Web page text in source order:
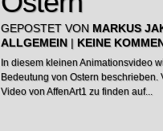
GEPOSTET VON MARKUS
ALLGEMEIN | KEINE
In diesem kleinen Animationsvideo
Bedeutung von Ostern
Video von AffenArt1 zu finden auf...